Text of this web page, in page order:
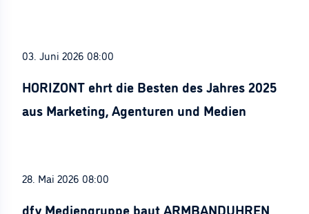
03. Juni 2026 08:00
HORIZONT ehrt die Besten des Jahres 2025
aus Marketing, Agenturen und Medien
28. Mai 2026 08:00
dfv Mediengruppe baut ARMBANDUHREN